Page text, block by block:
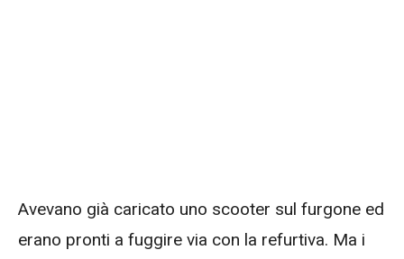
Avevano già caricato uno scooter sul furgone ed
erano pronti a fuggire via con la refurtiva. Ma i